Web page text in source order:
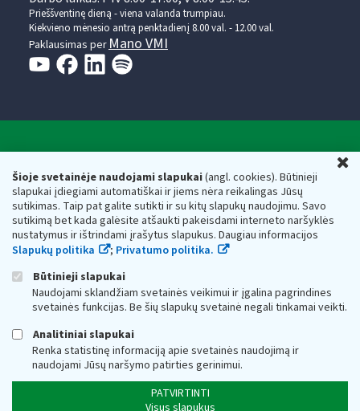
Šioje svetainėje naudojami slapukai(angl. cookies). Būtinieji
slapukai įdiegiami automatiškai ir jiems nėra reikalingas Jūsų
sutikimas. Taip pat galite sutikti ir su kitų slapukų naudojimu. Savo
sutikimą bet kada galėsite atšaukti pakeisdami interneto naršyklės
nustatymus ir ištrindami įrašytus slapukus. Daugiau informacijos
Slapukų politika
; Privatumo politika.
Būtinieji slapukai
Naudojami sklandžiam svetainės veikimui ir įgalina pagrindines
svetainės funkcijas. Be šių slapukų svetainė negali tinkamai veikti.
Analitiniai slapukai
Renka statistinę informaciją apie svetainės naudojimą ir
naudojami Jūsų naršymo patirties gerinimui.
PATVIRTINTI
Visus slapukus
Prieššventinę dieną - viena valanda trumpiau.
Kiekvieno mėnesio antrą penktadienį 8.00 val. - 12.00 val.
Paklausimas per Mano VMI
Respublikos finansų ministerijos
Biudžetinė įstaiga. Juridinio asmens kodas — 188659752,
adresas: Vasario 16-osios g. 14, 01107 Vilnius, Lietuva, el.paštas:
vmi@vmi.lt, E. pristatymo dėžutės adresas 188659752
Duomenys apie Valstybinę mokesčių inspekciją prie Lietuvos
Respublikos finansų ministerijos kaupiami ir saugomi Juridinių